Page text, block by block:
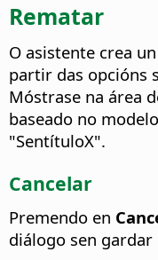
Rematar
O asistente crea
partir das opcións
Móstrase na área
baseado no
"SentítuloX".
Cancelar
Premendo en
diálogo sen